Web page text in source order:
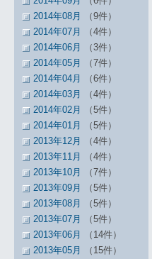
2014年08月
（9件）
2014年07月
（4件）
2014年06月
（3件）
2014年05月
（7件）
2014年04月
（6件）
2014年03月
（4件）
2014年02月
（5件）
2014年01月
（5件）
2013年12月
（4件）
2013年11月
（4件）
2013年10月
（7件）
2013年09月
（5件）
2013年08月
（5件）
2013年07月
（5件）
2013年06月
（14件）
2013年05月
（15件）